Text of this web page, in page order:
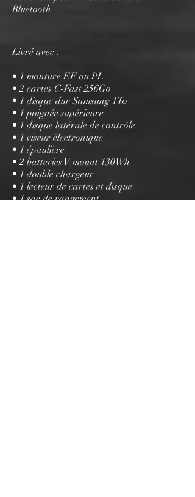
Bluetooth
Livré avec :
• 1 monture EF ou PL
• 2 cartes C-Fast 256Go
• 1 disque dur Samsung 1To
• 1 poignée supérieure
• 1 disque latérale de contrôle
• 1 viseur électronique
• 1 épaulière
• 2 batteries V-mount 130Wh
• 1 double chargeur
• 1 lecteur de cartes et disque
• 1 sac de rangement